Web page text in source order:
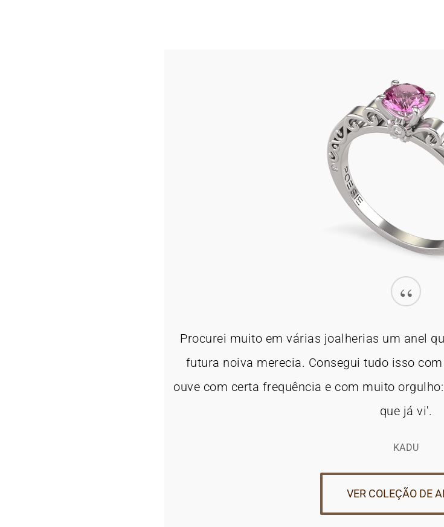
“
Procurei muito em várias joalherias um anel
futura noiva merecia. Consegui tudo isso
ouve com certa frequência e com muito
que já vi'.
KADU
VER COLEÇÃO DE